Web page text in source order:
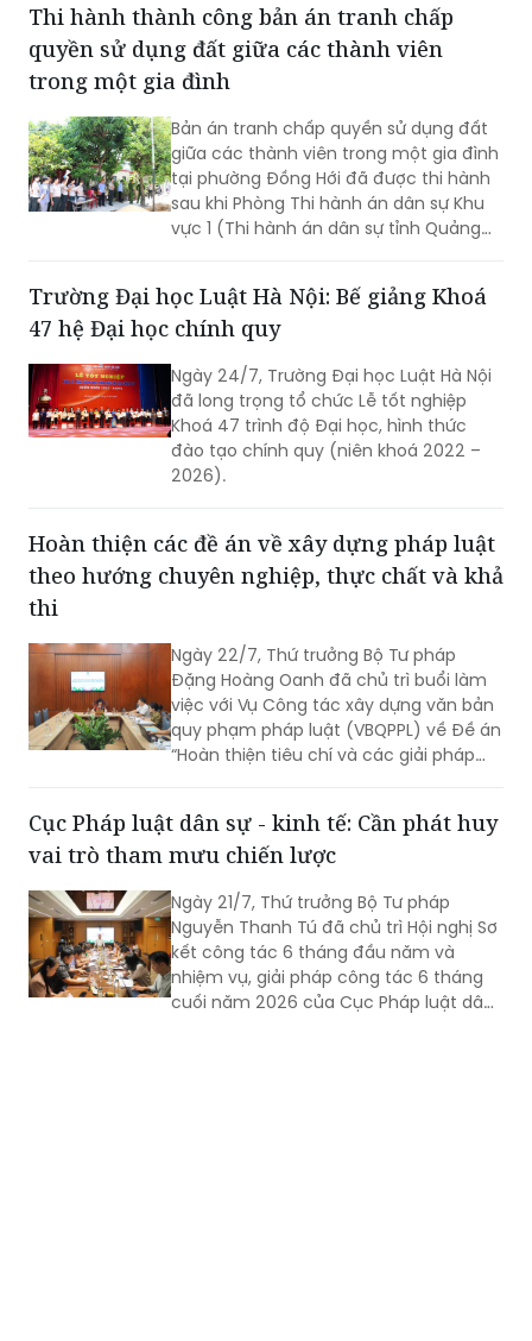
kéo dài hơn 18 năm nay.
Thi hành thành công bản án tranh chấp
quyền sử dụng đất giữa các thành viên
trong một gia đình
Bản án tranh chấp quyền sử dụng đất
giữa các thành viên trong một gia đình
tại phường Đồng Hới đã được thi hành
sau khi Phòng Thi hành án dân sự Khu
vực 1 (Thi hành án dân sự tỉnh Quảng
giao tài sản theo nội dung bản án.
Trường Đại học Luật Hà Nội: Bế giảng Khoá
47 hệ Đại học chính quy
Ngày 24/7, Trường Đại học Luật Hà Nội
đã long trọng tổ chức Lễ tốt nghiệp
Khoá 47 trình độ Đại học, hình thức
đào tạo chính quy (niên khoá 2022 –
2026).
Hoàn thiện các đề án về xây dựng pháp luật
theo hướng chuyên nghiệp, thực chất và khả
thi
Ngày 22/7, Thứ trưởng Bộ Tư pháp
Đặng Hoàng Oanh đã chủ trì buổi làm
việc với Vụ Công tác xây dựng văn bản
quy phạm pháp luật (VBQPPL) về Đề án
“Hoàn thiện tiêu chí và các giải pháp
Quyết định của Thủ tướng Chính phủ
về Đề án thực hiện soạn thảo VBQPPL
triển khai Quyết định số 1205/QĐ-TTg
ngày 06/7/2026 của Thủ tướng Chính
phủ về việc phê duyệt Đề án thí điểm
việc đánh giá chấm điểm về công tác
xây dựng pháp luật.
Cục Pháp luật dân sự - kinh tế: Cần phát huy
vai trò tham mưu chiến lược
Ngày 21/7, Thứ trưởng Bộ Tư pháp
Nguyễn Thanh Tú đã chủ trì Hội nghị Sơ
kết công tác 6 tháng đầu năm và
nhiệm vụ, giải pháp công tác 6 tháng
cuối năm 2026 của Cục Pháp luật dân